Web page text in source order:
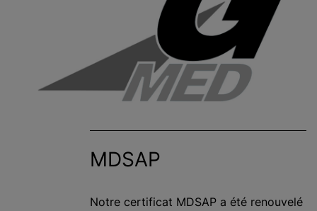
MDSAP
Notre certificat MDSAP a été renouvelé